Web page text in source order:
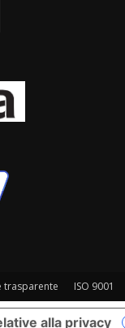
trasparente ISO 9001
alla privacy